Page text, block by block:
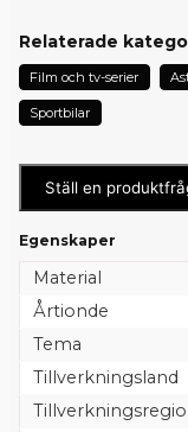
Relaterade
Film och tv-serier
Sportbilar
Ställ en
Egenskaper
Material
Årtionde
Tema
Tillverkningsland